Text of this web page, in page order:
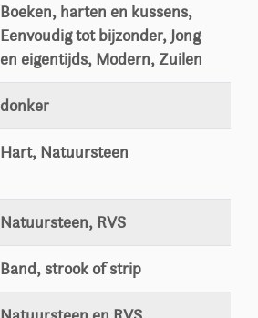
Boeken, harten en kussens,
Eenvoudig tot bijzonder, Jong
en eigentijds, Modern, Zuilen
donker
Hart, Natuursteen
Natuursteen, RVS
Band, strook of strip